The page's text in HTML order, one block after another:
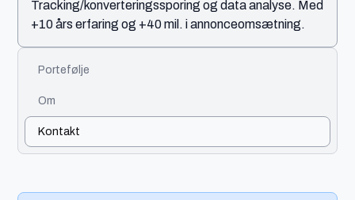
Tracking/konverteringssporing og data analyse. Med
+10 års erfaring og +40 mil. i annonceomsætning.
Portefølje
Om
Kontakt